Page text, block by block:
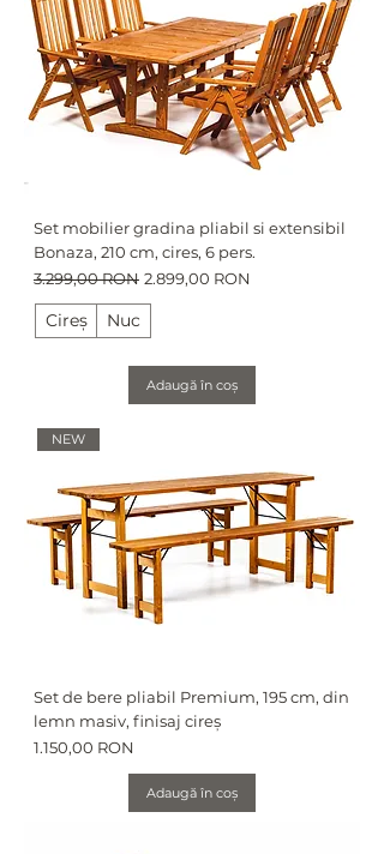
Set mobilier gradina pliabil si extensibil
Bonaza, 210 cm, cires, 6 pers.
Preț normal
3.299,00 RON Preț redus
2.899,00 RON
Cireș Nuc
Adaugă în coș
NEW
Set de bere pliabil Premium, 195 cm, din
lemn masiv, finisaj cireș
Preț
1.150,00 RON
Adaugă în coș